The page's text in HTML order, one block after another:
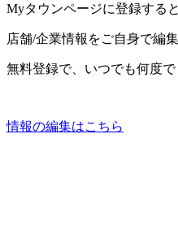
Myタウンページに登録すると
店舗/企業情報をご自身で編
無料登録で、いつでも何度
情報の編集はこちら